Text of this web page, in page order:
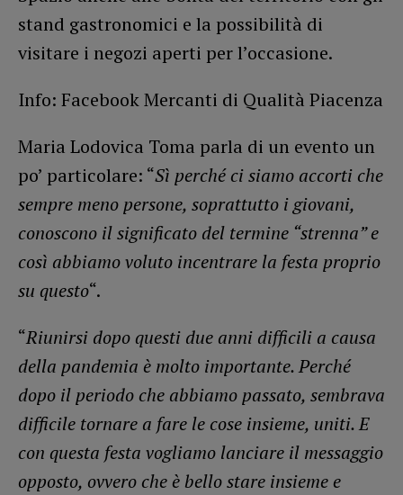
stand gastronomici e la possibilità di
visitare i negozi aperti per l’occasione.
Info: Facebook Mercanti di Qualità Piacenza
Maria Lodovica Toma parla di un evento un
po’ particolare: “Sì perché ci siamo accorti che
sempre meno persone, soprattutto i giovani,
conoscono il significato del termine “strenna” e
così abbiamo voluto incentrare la festa proprio
su questo“.
“Riunirsi dopo questi due anni difficili a causa
della pandemia è molto importante. Perché
dopo il periodo che abbiamo passato, sembrava
difficile tornare a fare le cose insieme, uniti. E
con questa festa vogliamo lanciare il messaggio
opposto, ovvero che è bello stare insieme e